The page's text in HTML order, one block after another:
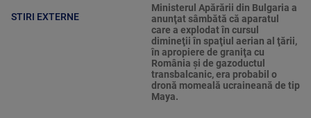
STIRI EXTERNE
Ministerul Apărării din Bulgaria a
anunţat sâmbătă că aparatul
care a explodat în cursul
dimineţii în spaţiul aerian al ţării,
în apropiere de graniţa cu
România şi de gazoductul
transbalcanic, era probabil o
dronă momeală ucraineană de tip
Maya.